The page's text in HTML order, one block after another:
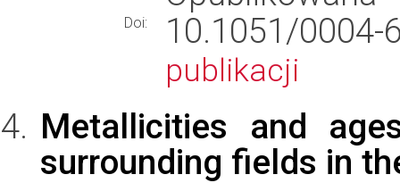
Doi: 10.1051/
publikacji
Metallicities and
surrounding fields in